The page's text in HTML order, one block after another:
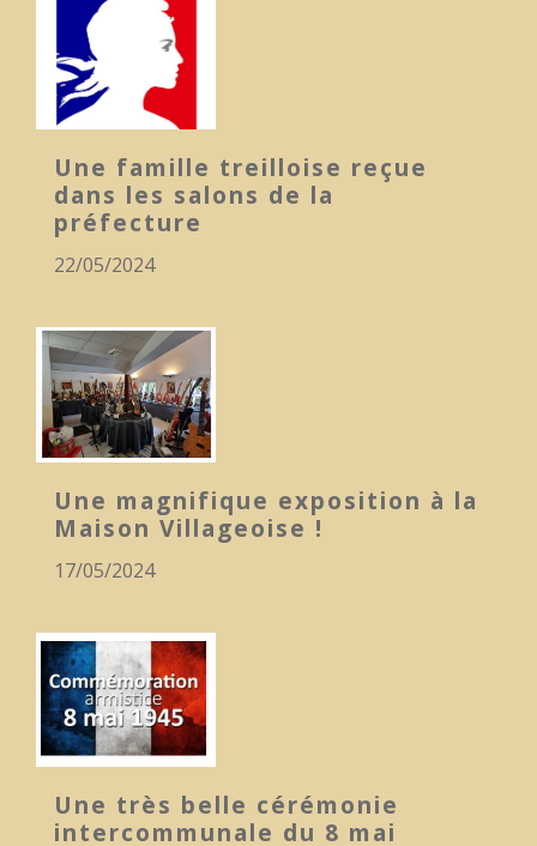
Une famille treilloise reçue
dans les salons de la
préfecture
22/05/2024
Une magnifique exposition à la
Maison Villageoise !
17/05/2024
Une très belle cérémonie
intercommunale du 8 mai